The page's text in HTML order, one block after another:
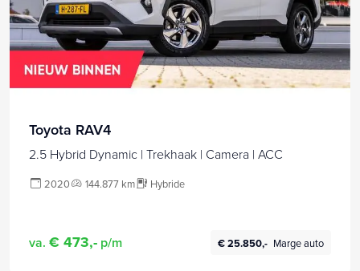
Toyota RAV4
2.5 Hybrid Dynamic | Trekhaak | Camera | ACC
2020 144.877 km Hybride
va. € 473,- p/m € 25.850,- Marge auto